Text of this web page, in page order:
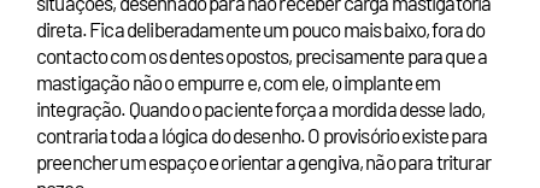
direta. Fica deliberadamente um pouco mais baixo, fora do
contacto com os dentes opostos, precisamente para que a
mastigação não o empurre e, com ele, o implante em
integração. Quando o paciente força a mordida desse lado,
contraria toda a lógica do desenho. O provisório existe para
preencher um espaço e orientar a gengiva, não para triturar